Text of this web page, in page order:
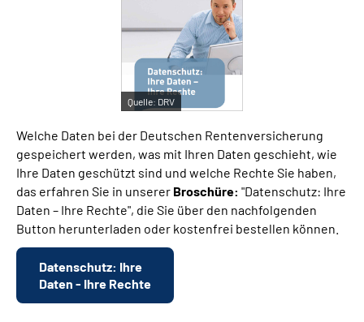
Inhalte in Gebärdensprache (DGS)
Leichte Sprache
Mein Kundenportal
Quelle: DRV
Welche Daten bei der Deutschen Rentenversicherung
gespeichert werden, was mit Ihren Daten geschieht, wie
Ihre Daten geschützt sind und welche Rechte Sie haben,
das erfahren Sie in unserer Broschüre: "Datenschutz: Ihre
Daten – Ihre Rechte", die Sie über den nachfolgenden
Button herunterladen oder kostenfrei bestellen können.
Datenschutz: Ihre
Daten - Ihre Rechte